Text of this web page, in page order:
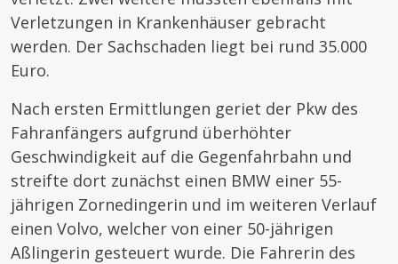
Verletzungen in Krankenhäuser gebracht
werden. Der Sachschaden liegt bei rund 35.000
Euro.
Nach ersten Ermittlungen geriet der Pkw des
Fahranfängers aufgrund überhöhter
Geschwindigkeit auf die Gegenfahrbahn und
streifte dort zunächst einen BMW einer 55-
jährigen Zornedingerin und im weiteren Verlauf
einen Volvo, welcher von einer 50-jährigen
Aßlingerin gesteuert wurde. Die Fahrerin des